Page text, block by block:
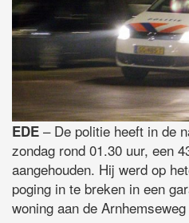
EDE – De politie heeft in de
zondag rond 01.30 uur, een
aangehouden. Hij werd op
poging in te breken in een
woning aan de